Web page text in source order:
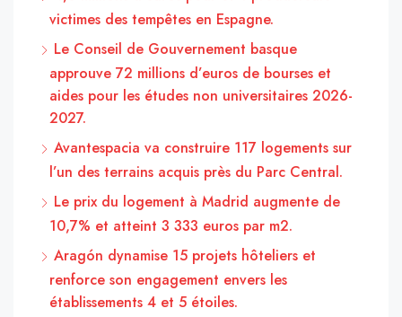
victimes des tempêtes en Espagne.
Le Conseil de Gouvernement basque
approuve 72 millions d’euros de bourses et
aides pour les études non universitaires 2026-
2027.
Avantespacia va construire 117 logements sur
l’un des terrains acquis près du Parc Central.
Le prix du logement à Madrid augmente de
10,7% et atteint 3 333 euros par m2.
Aragón dynamise 15 projets hôteliers et
renforce son engagement envers les
établissements 4 et 5 étoiles.